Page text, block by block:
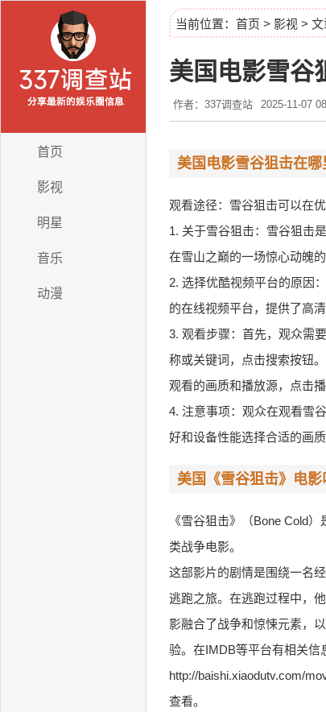
首页
影视
明星
音乐
动漫
当前位置： 首页 > 影视 >
美国电影雪谷
作者：337调查站 2025-11-07
美国电影雪谷狙击在哪
观看途径：雪谷狙击可以在
1. 关于雪谷狙击：雪谷狙击
在雪山之巅的一场惊心动魄
2. 选择优酷视频平台的原因
的在线视频平台，提供了高
3. 观看步骤：首先，观众需
称或关键词，点击搜索按钮
观看的画质和播放源，点击
4. 注意事项：观众在观看雪
好和设备性能选择合适的画
美国《雪谷狙击》电影
《雪谷狙击》（Bone Cold
类战争电影。
这部影片的剧情是围绕一名
逃跑之旅。在逃跑过程中，
影融合了战争和惊悚元素，
验。在IMDB等平台有相关信
http://baishi.xiaodutv.com/
查看。